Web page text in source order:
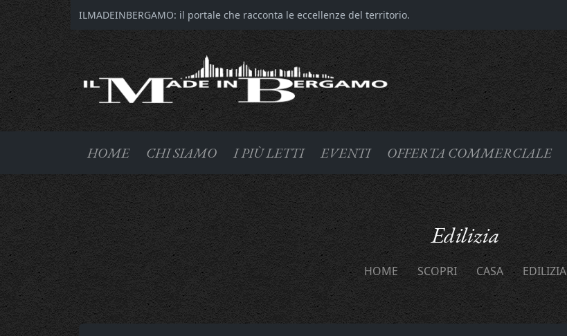
ILMADEINBERGAMO: il portale che racconta le eccellenze del territorio.
HOME CHI SIAMO I PIÙ LETTI EVENTI OFFERTA COMMERCIALE
Edilizia
HOME SCOPRI CASA EDILIZIA